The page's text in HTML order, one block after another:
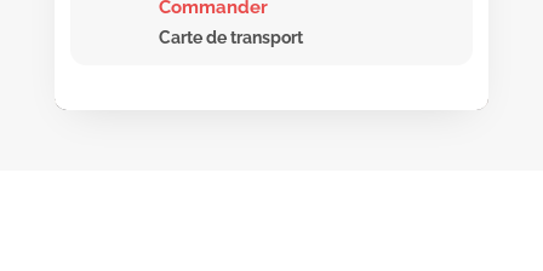
Commander
Carte de transport